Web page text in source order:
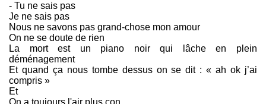
- Tu ne sais pas
Je ne sais pas
Nous ne savons pas grand-chose mon amour
On ne se doute de rien
La mort est un piano noir qui lâche en plein
déménagement
Et quand ça nous tombe dessus on se dit : « ah ok j’ai
compris »
Et